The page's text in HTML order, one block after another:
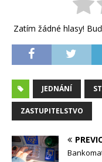
Zatím žádné hlasy!
JEDNÁNÍ
ZASTUPITELSTVO